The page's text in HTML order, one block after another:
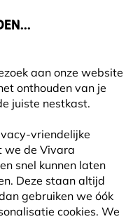
aan onze website
onthouden van je
juiste nestkast.
vriendelijke
we de Vivara
snel kunnen laten
Deze staan altijd
gebruiken we óók
cookies. We
in 11 landen
VOGELS